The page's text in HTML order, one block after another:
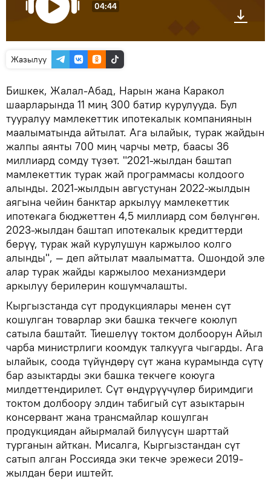
04:44
Жазылуу
Бишкек, Жалал-Абад, Нарын жана Каракол
шаарларында 11 миң 300 батир курулууда. Бул
тууралуу мамлекеттик ипотекалык компаниянын
маалыматында айтылат. Ага ылайык, турак жайдын
жалпы аянты 700 миң чарчы метр, баасы 36
миллиард сомду түзөт. "2021-жылдан баштап
мамлекеттик турак жай программасы колдоого
алынды. 2021-жылдын августунан 2022-жылдын
аягына чейин банктар аркылуу мамлекеттик
ипотекага бюджеттен 4,5 миллиард сом бөлүнгөн.
2023-жылдан баштап ипотекалык кредиттерди
берүү, турак жай курулушун каржылоо колго
алынды", — деп айтылат маалыматта. Ошондой эле
алар турак жайды каржылоо механизмдери
аркылуу берилерин кошумчалашты.
Кыргызстанда сүт продукциялары менен сүт
кошулган товарлар эки башка текчеге коюлуп
сатыла баштайт. Тиешелүү токтом долбоорун Айыл
чарба министрлиги коомдук талкууга чыгарды. Ага
ылайык, соода түйүндөрү сүт жана курамында сүтү
бар азыктарды эки башка текчеге коюуга
милдеттендирилет. Сүт өндүрүүчүлөр биримдиги
токтом долбоору элдин табигый сүт азыктарын
консервант жана трансмайлар кошулган
продукциядан айырмалай билүүсүн шарттай
турганын айткан. Мисалга, Кыргызстандан сүт
сатып алган Россияда эки текче эрежеси 2019-
жылдан бери иштейт.